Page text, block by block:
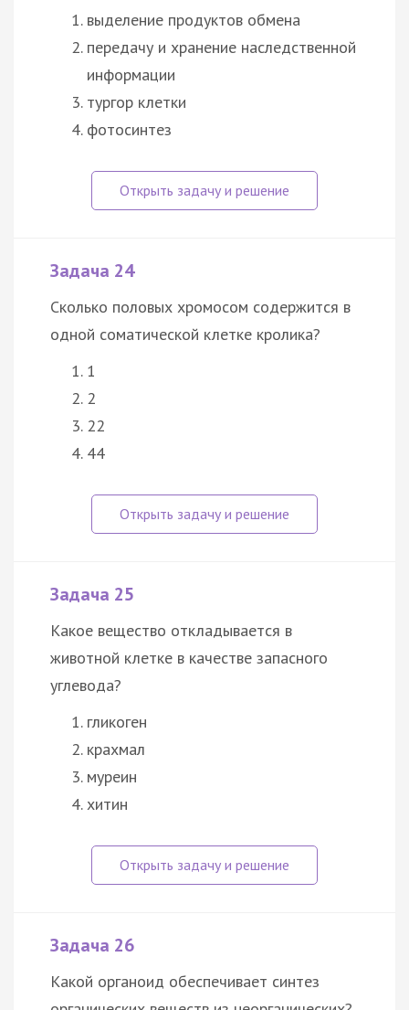
выделение продуктов обмена
передачу и хранение наследственной
информации
тургор клетки
фотосинтез
Задача 24
Сколько половых хромосом содержится в
одной соматической клетке кролика?
1
2
22
44
Задача 25
Какое вещество откладывается в
животной клетке в качестве запасного
углевода?
гликоген
крахмал
муреин
хитин
Задача 26
Какой органоид обеспечивает синтез